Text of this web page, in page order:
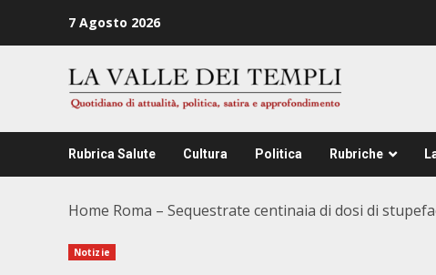
7 Agosto 2026
Rubrica Salute Cultura Politica Rubriche
Home Roma – Sequestrate centinaia di dosi di
Notizie